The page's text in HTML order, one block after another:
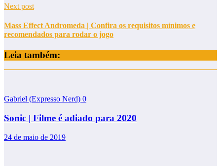
Next post
Mass Effect Andromeda | Confira os requisitos mínimos e
recomendados para rodar o jogo
Leia também:
Gabriel (Expresso Nerd) 0
Sonic | Filme é adiado para 2020
24 de maio de 2019